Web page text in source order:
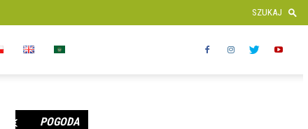
POGODA